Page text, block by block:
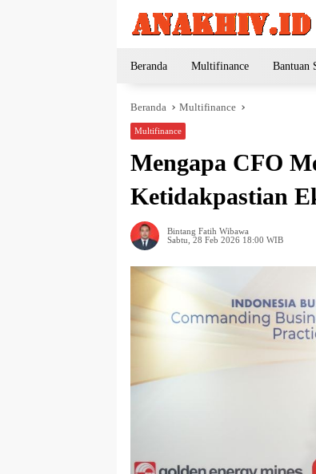
Beranda Multifinance Bantuan
Beranda Multifinance
Multifinance
Mengapa CFO
Ketidakpastian
Bintang Fatih Wibawa
Sabtu, 28 Feb 2026 18:00 WIB